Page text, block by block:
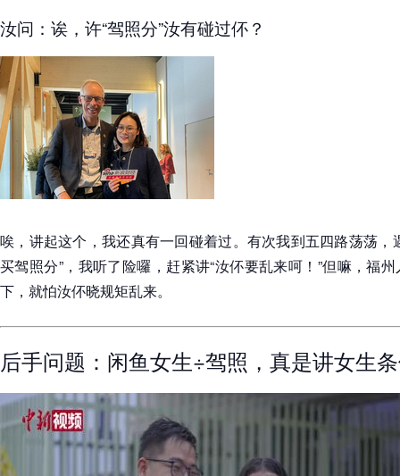
汝问：诶，许“驾照分”汝有碰过伓？
唉，讲起这个，我还真有一回碰着过。有次我到五四路荡荡，
买驾照分”，我听了险囉，赶紧讲“汝伓要乱来呵！”但嘛，福
下，就怕汝伓晓规矩乱来。
后手问题：闲鱼女生÷驾照，真是讲女生